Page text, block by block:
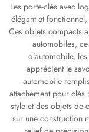
Les porte-clés avec
élégant et
Ces objets compacts
automobiles,
d’automobile,
apprécient le
automobile
attachement pour
style et des objets de
sur une construction